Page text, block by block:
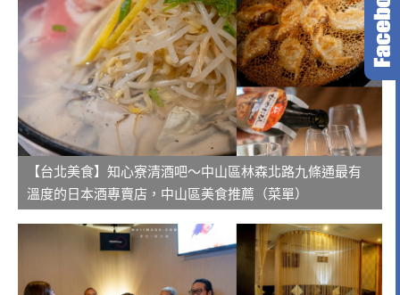
【台北美食】知心寮清酒吧～中山區林森北路九條通最有
溫度的日本酒專賣店，中山區美食推薦（菜單）